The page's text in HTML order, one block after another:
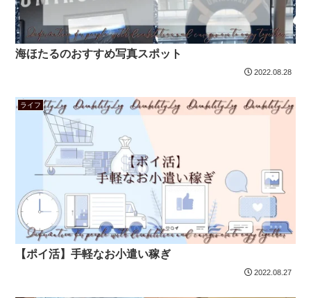
海ほたるのおすすめ写真スポット
2022.08.28
ライフ
【ポイ活】手軽なお小遣い稼ぎ
2022.08.27